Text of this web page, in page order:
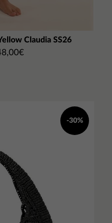
Claudia SS26
€
-30%